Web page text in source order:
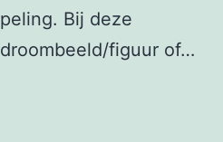
Bij deze
figuur of…